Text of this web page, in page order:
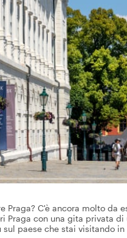
Praga? C'è ancora molto da
Praga con una gita privata
paese che stai visitando in